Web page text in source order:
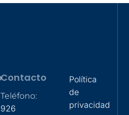
Contacto
Teléfono:
926
Política
de
privacidad